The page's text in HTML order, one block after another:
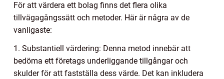
För att värdera ett bolag finns det flera olika
tillvägagångssätt och metoder. Här är några av de
vanligaste:
1. Substantiell värdering: Denna metod innebär att
bedöma ett företags underliggande tillgångar och
skulder för att fastställa dess värde. Det kan inkludera